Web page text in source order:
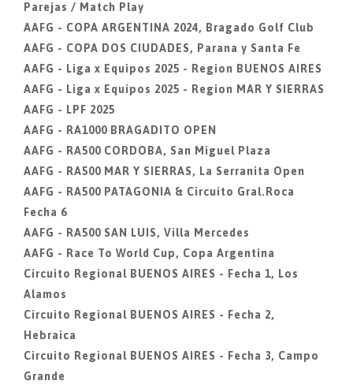
Parejas / Match Play
AAFG - COPA ARGENTINA 2024, Bragado Golf Club
AAFG - COPA DOS CIUDADES, Parana y Santa Fe
AAFG - Liga x Equipos 2025 - Region BUENOS AIRES
AAFG - Liga x Equipos 2025 - Region MAR Y SIERRAS
AAFG - LPF 2025
AAFG - RA1000 BRAGADITO OPEN
AAFG - RA500 CORDOBA, San Miguel Plaza
AAFG - RA500 MAR Y SIERRAS, La Serranita Open
AAFG - RA500 PATAGONIA & Circuito Gral.Roca
Fecha 6
AAFG - RA500 SAN LUIS, Villa Mercedes
AAFG - Race To World Cup, Copa Argentina
Circuito Regional BUENOS AIRES - Fecha 1, Los
Alamos
Circuito Regional BUENOS AIRES - Fecha 2,
Hebraica
Circuito Regional BUENOS AIRES - Fecha 3, Campo
Grande